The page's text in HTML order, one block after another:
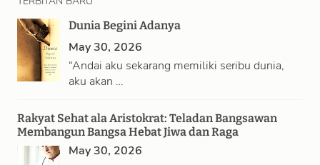
a
r
c
h
Dunia Begini Adanya
May 30, 2026
“Andai aku sekarang memiliki seribu dunia,
aku akan …
Rakyat Sehat ala Aristokrat: Teladan Bangsawan
Membangun Bangsa Hebat Jiwa dan Raga
May 30, 2026